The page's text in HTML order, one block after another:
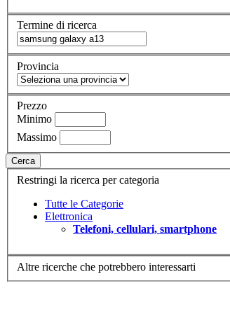
Termine di ricerca
Provincia
Prezzo
Minimo
Massimo
Cerca
Restringi la ricerca per categoria
Tutte le Categorie
Elettronica
Telefoni, cellulari, smartphone
Altre ricerche che potrebbero interessarti